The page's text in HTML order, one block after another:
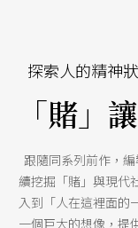
探索人的精神
「賭」
跟隨同系列前作，
續挖掘「賭」與現代
入到「人在這裡面的
一個巨大的想像，提